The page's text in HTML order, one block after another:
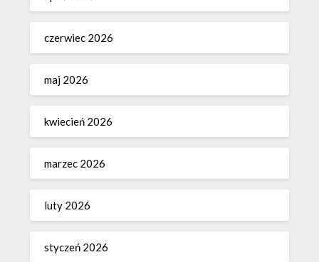
czerwiec 2026
maj 2026
kwiecień 2026
marzec 2026
luty 2026
styczeń 2026